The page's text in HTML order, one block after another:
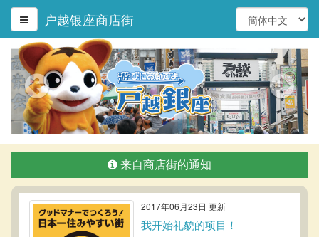
户越银座商店街
来自商店街的通知
2017年06月23日 更新
我开始礼貌的项目！